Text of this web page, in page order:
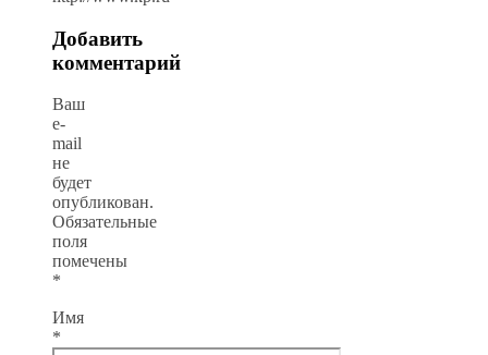
Добавить
комментарий
Ваш
e-
mail
не
будет
опубликован.
Обязательные
поля
помечены
*
Имя
*